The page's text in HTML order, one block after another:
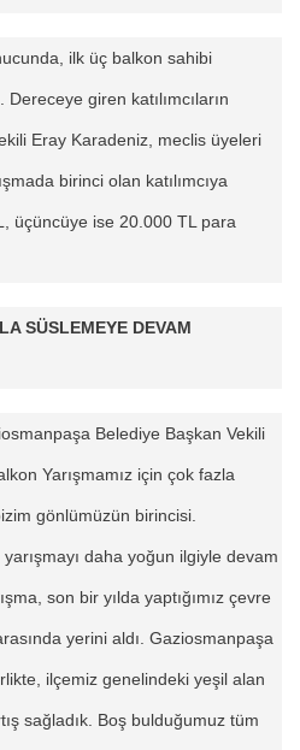
ilk üç balkon sahibi
giren katılımcıların
Eray Karadeniz, meclis üyeleri
birinci olan katılımcıya
üçüncüye ise 20.000 TL para
SÜSLEMEYE DEVAM
Belediye Başkan Vekili
Yarışmamız için çok fazla
gönlümüzün birincisi.
daha yoğun ilgiyle devam
son bir yılda yaptığımız çevre
yerini aldı. Gaziosmanpaşa
ilçemiz genelindeki yeşil alan
sağladık. Boş bulduğumuz tüm